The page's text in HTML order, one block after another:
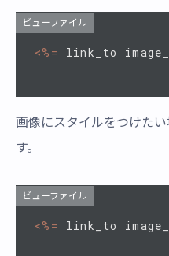
ビューファイル
<%= link_to
画像にスタイルをつけた
す。
ビューファイル
<%= link_to